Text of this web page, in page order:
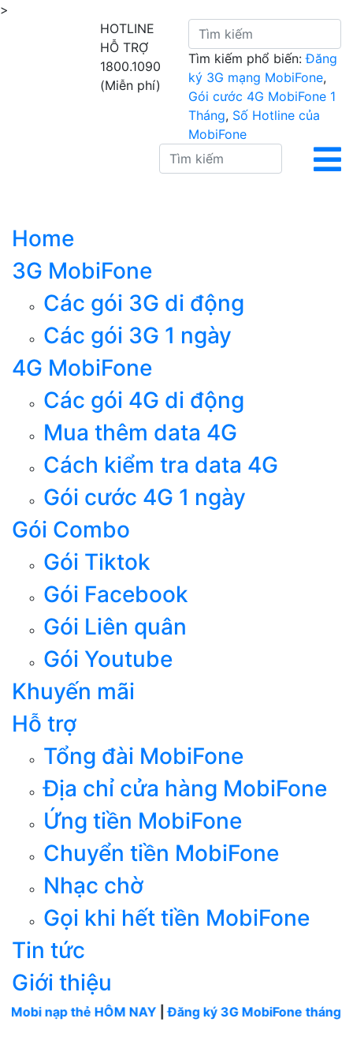
>
HOTLINE
HỖ TRỢ
1800.1090
(Miễn phí)
Tìm kiếm phổ biến: Đăng
ký 3G mạng MobiFone,
Gói cước 4G MobiFone 1
Tháng, Số Hotline của
MobiFone
Home
3G MobiFone
Các gói 3G di động
Các gói 3G 1 ngày
4G MobiFone
Các gói 4G di động
Mua thêm data 4G
Cách kiểm tra data 4G
Gói cước 4G 1 ngày
Gói Combo
Gói Tiktok
Gói Facebook
Gói Liên quân
Gói Youtube
Khuyến mãi
Hỗ trợ
Tổng đài MobiFone
Địa chỉ cửa hàng MobiFone
Ứng tiền MobiFone
Chuyển tiền MobiFone
Nhạc chờ
Gọi khi hết tiền MobiFone
Tin tức
Giới thiệu
thẻ HÔM NAY|Đăng ký 3G MobiFone tháng----